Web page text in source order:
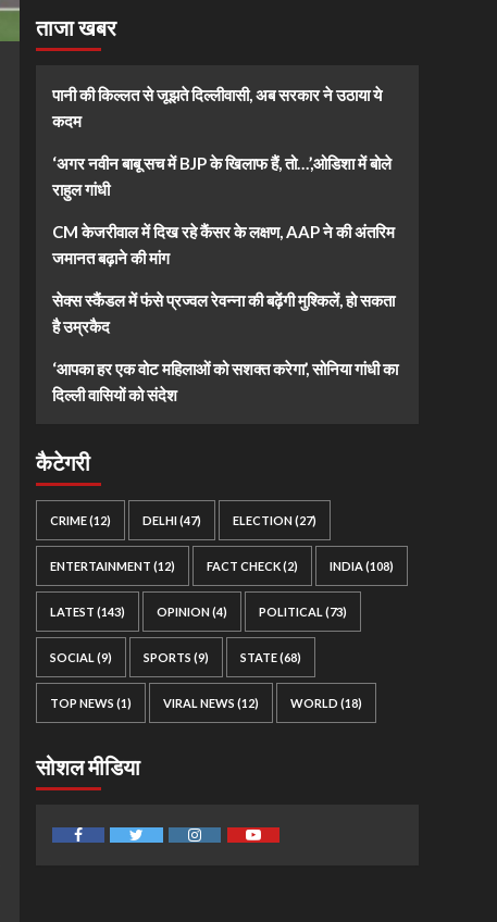
ताजा खबर
पानी की किल्लत से जूझते दिल्लीवासी, अब सरकार ने उठाया ये
कदम
‘अगर नवीन बाबू सच में BJP के खिलाफ हैं, तो…’,ओडिशा में बोले
राहुल गांधी
CM केजरीवाल में दिख रहे कैंसर के लक्षण, AAP ने की अंतरिम
जमानत बढ़ाने की मांग
सेक्स स्कैंडल में फंसे प्रज्वल रेवन्ना की बढ़ेंगी मुश्किलें, हो सकता
है उम्रकैद
‘आपका हर एक वोट महिलाओं को सशक्त करेगा’, सोनिया गांधी का
दिल्ली वासियों को संदेश
कैटेगरी
CRIME(12) DELHI(47) ELECTION(27)
ENTERTAINMENT (12) FACT CHECK(2) INDIA(108)
LATEST (143) OPINION(4) POLITICAL (73)
SOCIAL (9) SPORTS (9) STATE(68)
TOP NEWS (1) VIRAL NEWS (12) WORLD (18)
सोशल मीडिया
FacebookTwitter InstagramYoutube